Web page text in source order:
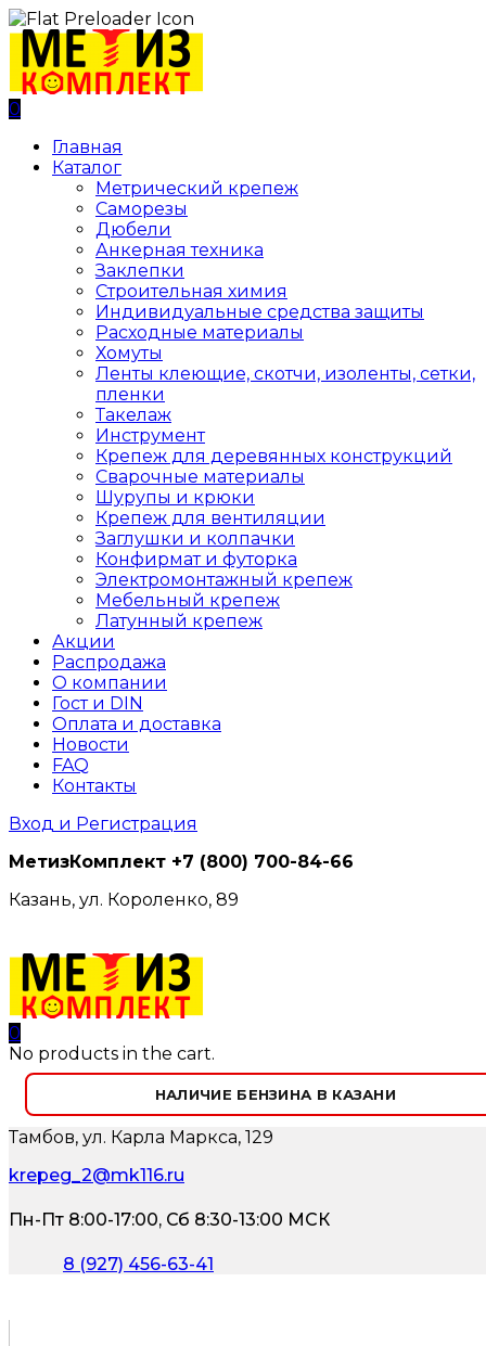
0
Главная
Каталог
Метрический крепеж
Саморезы
Дюбели
Анкерная техника
Заклепки
Строительная химия
Индивидуальные средства защиты
Расходные материалы
Хомуты
Ленты клеющие, скотчи, изоленты, сетки,
пленки
Такелаж
Инструмент
Крепеж для деревянных конструкций
Сварочные материалы
Шурупы и крюки
Крепеж для вентиляции
Заглушки и колпачки
Конфирмат и футорка
Электромонтажный крепеж
Мебельный крепеж
Латунный крепеж
Акции
Распродажа
О компании
Гост и DIN
Оплата и доставка
Новости
FAQ
Контакты
Вход и Регистрация
МетизКомплект +7 (800) 700-84-66
Казань, ул. Короленко, 89
0
No products in the cart.
НАЛИЧИЕ БЕНЗИНА В КАЗАНИ
Тамбов, ул. Карла Маркса, 129
krepeg_2@mk116.ru
Пн-Пт 8:00-17:00, Сб 8:30-13:00 МСК
8 (927) 456-63-41